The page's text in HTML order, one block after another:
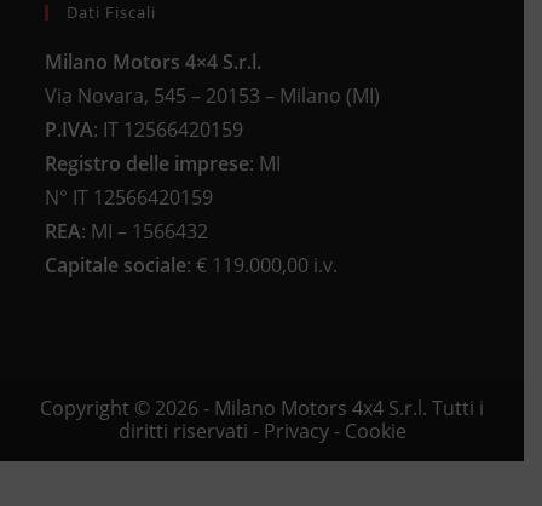
Dati Fiscali
Milano Motors 4×4 S.r.l.
Via Novara, 545 – 20153 – Milano (MI)
P.IVA: IT 12566420159
Registro delle imprese: MI
N° IT 12566420159
REA: MI – 1566432
Capitale sociale: € 119.000,00 i.v.
Copyright © 2026 - Milano Motors 4x4 S.r.l. Tutti i
diritti riservati - Privacy- Cookie